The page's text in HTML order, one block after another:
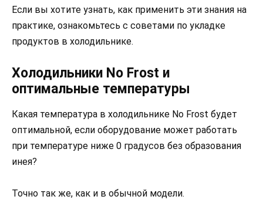
Если вы хотите узнать, как применить эти знания на
практике, ознакомьтесь с советами по укладке
продуктов в холодильнике.
Холодильники No Frost и
оптимальные температуры
Какая температура в холодильнике No Frost будет
оптимальной, если оборудование может работать
при температуре ниже 0 градусов без образования
инея?
Точно так же, как и в обычной модели.